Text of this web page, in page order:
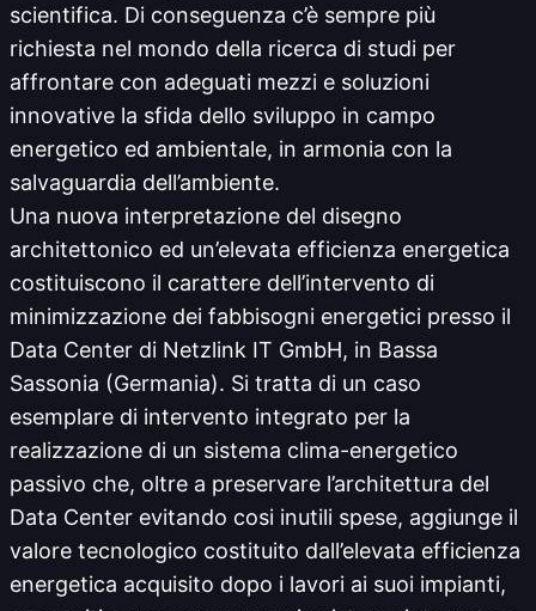
scientifica. Di conseguenza c’è sempre più
richiesta nel mondo della ricerca di studi per
affrontare con adeguati mezzi e soluzioni
innovative la sfida dello sviluppo in campo
energetico ed ambientale, in armonia con la
salvaguardia dell’ambiente.
Una nuova interpretazione del disegno
architettonico ed un’elevata efficienza energetica
costituiscono il carattere dell’intervento di
minimizzazione dei fabbisogni energetici presso il
Data Center di Netzlink IT GmbH, in Bassa
Sassonia (Germania). Si tratta di un caso
esemplare di intervento integrato per la
realizzazione di un sistema clima-energetico
passivo che, oltre a preservare l’architettura del
Data Center evitando cosi inutili spese, aggiunge il
valore tecnologico costituito dall’elevata efficienza
energetica acquisito dopo i lavori ai suoi impianti,